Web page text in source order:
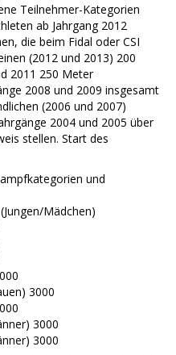
Teilnehmer-Kategorien
ab Jahrgang 2012
die beim Fidal oder CSI
(2012 und 2013) 200
2011 250 Meter
2008 und 2009 insgesamt
(2006 und 2007)
2004 und 2005 über
stellen. Start des
und
Mädchen)
3000
3000
3000